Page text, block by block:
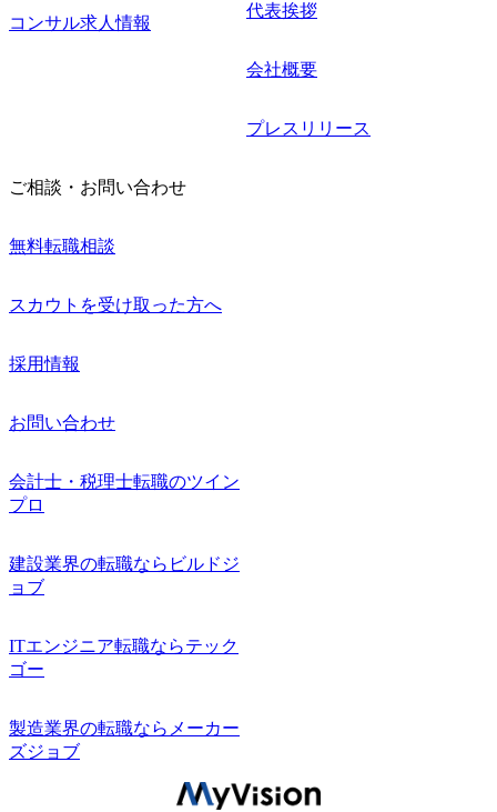
コンサル求人情報
代表挨拶
会社概要
プレスリリース
ご相談・お問い合わせ
無料転職相談
スカウトを受け取った方へ
採用情報
お問い合わせ
会計士・税理士転職のツイン
プロ
建設業界の転職ならビルドジ
ョブ
ITエンジニア転職ならテック
ゴー
製造業界の転職ならメーカー
ズジョブ